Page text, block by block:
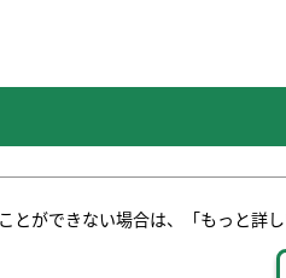
とができない場合は、「もっと詳